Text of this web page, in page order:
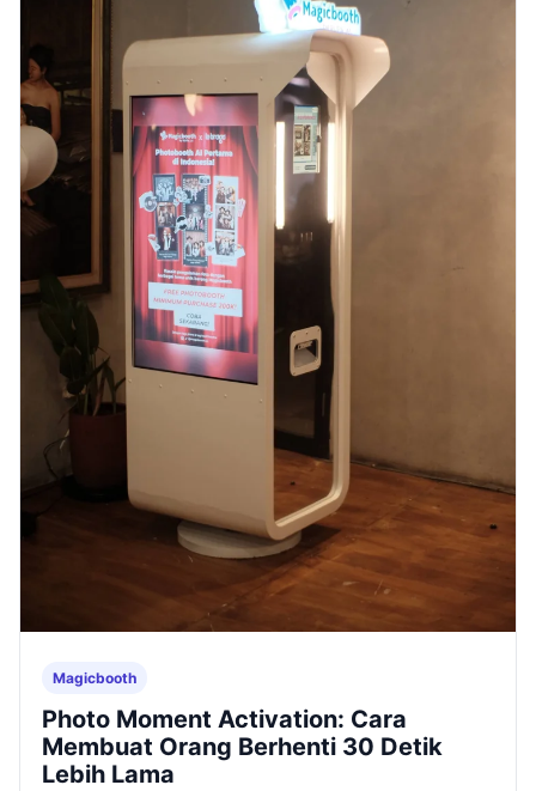
Magicbooth
Photo Moment Activation: Cara
Membuat Orang Berhenti 30 Detik
Lebih Lama